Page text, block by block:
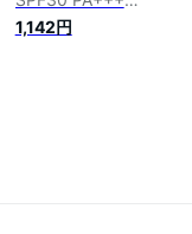
(30mL) 日焼け止め
乳液 curel 【医薬
1,142円